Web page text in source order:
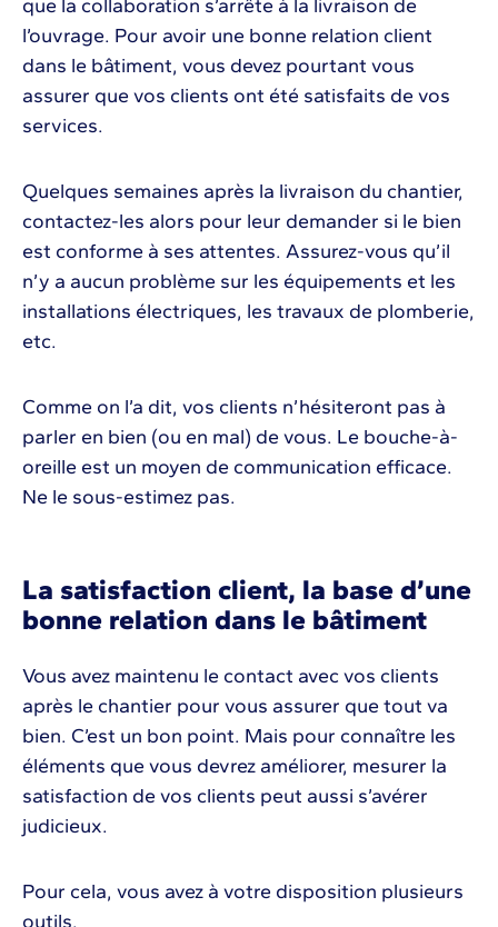
que la collaboration s’arrête à la livraison de
l’ouvrage. Pour avoir une bonne relation client
dans le bâtiment, vous devez pourtant vous
assurer que vos clients ont été satisfaits de vos
services.
Quelques semaines après la livraison du chantier,
contactez-les alors pour leur demander si le bien
est conforme à ses attentes. Assurez-vous qu’il
n’y a aucun problème sur les équipements et les
installations électriques, les travaux de plomberie,
etc.
Comme on l’a dit, vos clients n’hésiteront pas à
parler en bien (ou en mal) de vous. Le bouche-à-
oreille est un moyen de communication efficace.
Ne le sous-estimez pas.
La satisfaction client, la base d’une
bonne relation dans le bâtiment
Vous avez maintenu le contact avec vos clients
après le chantier pour vous assurer que tout va
bien. C’est un bon point. Mais pour connaître les
éléments que vous devrez améliorer, mesurer la
satisfaction de vos clients peut aussi s’avérer
judicieux.
Pour cela, vous avez à votre disposition plusieurs
outils.